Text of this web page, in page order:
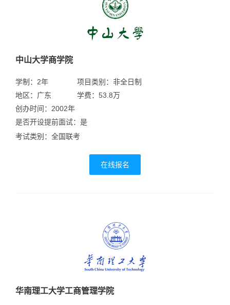
广州
中山大学商学院
学制：2年
地区：广东
项目类别：非全日制
学费：53.8万
创办时间：2002年
是否开设提前面试：是
考试类别：全国联考
在线报名
华南理工大学工商管理学院